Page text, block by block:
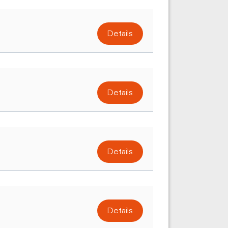
Details
Details
Details
Details